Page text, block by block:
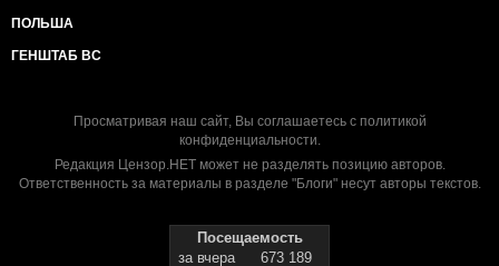
ПОЛЬША
ГЕНШТАБ ВС
Просматривая наш сайт, Вы соглашаетесь с политикой
конфиденциальности.
Редакция Цензор.НЕТ может не разделять позицию авторов.
Ответственность за материалы в разделе "Блоги" несут авторы текстов.
Посещаемость
за вчера
673 189